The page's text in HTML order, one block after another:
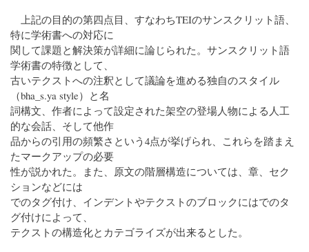
上記の目的の第四点目、すなわちTEIのサンスクリット語、
特に学術書への対応に
関して課題と解決策が詳細に論じられた。サンスクリット語
学術書の特徴として、
古いテクストへの注釈として議論を進める独自のスタイル
（bha_s.ya style）と名
詞構文、作者によって設定された架空の登場人物による人工
的な会話、そして他作
品からの引用の頻繁さという4点が挙げられ、これらを踏まえ
たマークアップの必要
性が説かれた。また、原文の階層構造については、章、セク
ションなどには
でのタグ付け、インデントやテクストのブロックにはでのタ
グ付けによって、
テクストの構造化とカテゴライズが出来るとした。